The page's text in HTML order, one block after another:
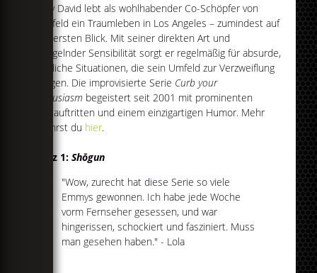
Larry David lebt als wohlhabender Co-Schöpfer von
Seinfeld ein Traumleben in Los Angeles – zumindest auf
den ersten Blick. Mit seiner direkten Art und
mangelnder Sensibilität sorgt er regelmäßig für absurde,
peinliche Situationen, die sein Umfeld zur Verzweiflung
bringen. Die improvisierte Serie Curb your
Enthusiasm begeistert seit 2001 mit prominenten
Gastauftritten und einem einzigartigen Humor. Mehr
erfährst du hier.
Platz 1:Shōgun
"Wow, zurecht hat diese Serie so viele
Emmys gewonnen. Ich habe jede Woche
vorm Fernseher gesessen, und war
hingerissen, schockiert und fasziniert. Muss
man gesehen haben." - Lola